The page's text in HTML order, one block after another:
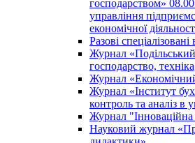
господарством»
управління
економічної
Разові спеціалізовані
Журнал «Подільський
господарство,
Журнал
Журнал «Інститут
контроль та аналіз в
Журнал "Інноваційна
Науковий журнал